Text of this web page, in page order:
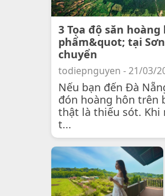
3 Tọa độ săn
phẩm&quot; tại
chuyển
todiepnguyen - 21/03/
Nếu bạn đến Đà
đón hoàng hôn trên
thật là thiếu sót. Khi
t...